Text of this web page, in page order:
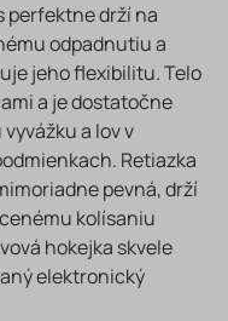
perfektne drží na
odpadnutiu a
jeho flexibilitu. Telo
a je dostatočne
a lov v
Retiazka
pevná, drží
kolísaniu
hokejka skvele
elektronický